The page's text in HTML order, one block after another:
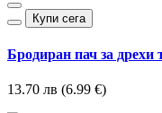
Купи сега
Бродиран пач за дрехи
13.70 лв (6.99 €)